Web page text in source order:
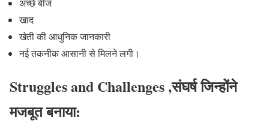
अच्छे बीज
खाद
खेती की आधुनिक जानकारी
नई तकनीक आसानी से मिलने लगी।
Struggles and Challenges ,संघर्ष जिन्होंने
मजबूत बनाया: